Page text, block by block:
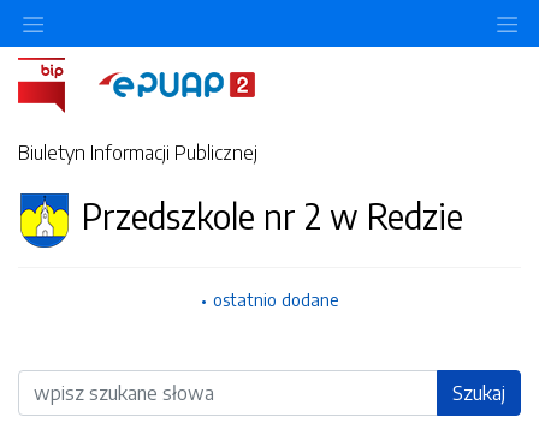
Biuletyn Informacji Publicznej
Przedszkole nr 2 w Redzie
ostatnio dodane
Wyszukiwarka Szukaj